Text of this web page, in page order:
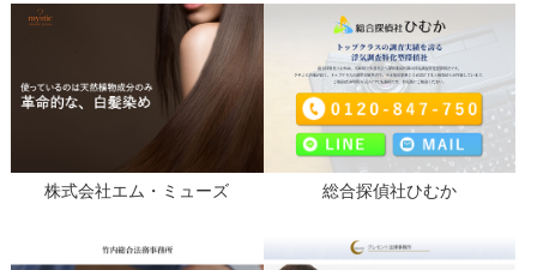
株式会社エム・ミューズ 総合探偵社ひむか